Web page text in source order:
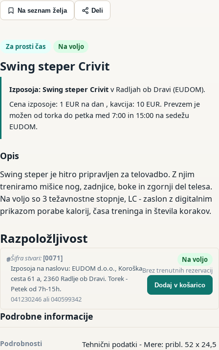
Na seznam želja Deli
Za prosti čas Na voljo
Swing steper Crivit
Izposoja: Swing steper Crivit v Radljah ob Dravi (EUDOM).
Cena izposoje: 1 EUR na dan , kavcija: 10 EUR. Prevzem je
možen od torka do petka med 7:00 in 15:00 na sedežu
EUDOM.
Opis
Swing steper je hitro pripravljen za telovadbo. Z njim
treniramo mišice nog, zadnjice, boke in zgornji del telesa.
Na voljo so 3 težavnostne stopnje, LC - zaslon z digitalnim
prikazom porabe kalorij, časa treninga in števila korakov.
Razpoložljivost
#Šifra stvari: [0071]
Izposoja na naslovu: EUDOM d.o.o., Koroška
cesta 61 a, 2360 Radlje ob Dravi. Torek -
Petek od 7h-15h.
041230246 ali 040599342
Na voljo
Brez trenutnih rezervacij
Dodaj v košarico
Podrobne informacije
Podrobnosti
Tehnični podatki - Mere: pribl. 52 x 24,5